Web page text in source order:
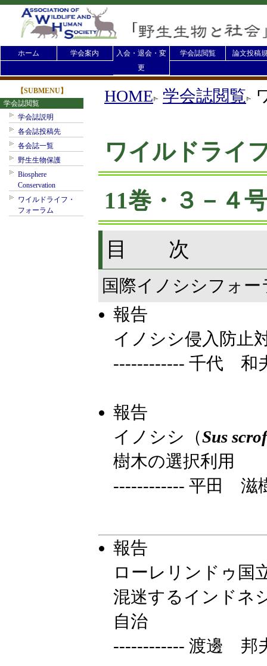
ホーム 学会案内
入会・退会・変
更
学会誌閲覧 論文投稿
HOME 学会誌閲覧
ワイルドライ
11巻・３－４
目 次
国際イノシシフォー
報告
イノシシ侵入防止
------------ 千代 和
報告
イノシシ（Sus
樹木の選択利用
------------ 平田 滋
報告
ローレリンドゥ国
混迷するインドネ
自治
------------ 渡邊 邦
【SUBMENU】
学会誌閲覧
学会誌説明
各会誌投稿先
各会誌一覧
野生生物保護
Biosphere
Conservation
ワイルドライフ・
フォーラム